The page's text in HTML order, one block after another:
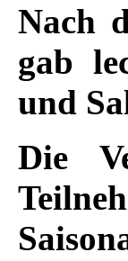
Nach
gab
und
Die